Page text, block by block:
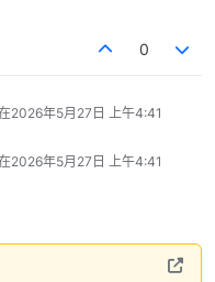
0
2026年5月27日 上午4:41
2026年5月27日 上午4:41